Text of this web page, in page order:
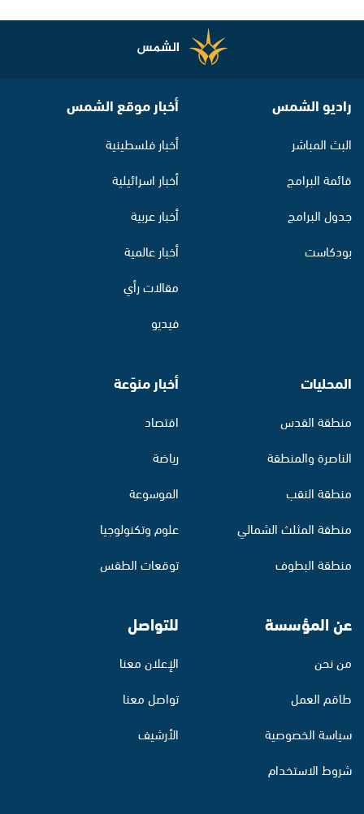
راديو الشمس
البث المباشر
قائمة البرامج
جدول البرامج
بودكاست
أخبار موقع الشمس
أخبار فلسطينية
أخبار اسرائيلية
أخبار عربية
أخبار عالمية
مقالات رأي
فيديو
المحليات
منطقة القدس
الناصرة والمنطقة
منطقة النقب
منطقة المثلث الشمالي
منطقة البطوف
أخبار منوّعة
اقتصاد
رياضة
الموسوعة
علوم وتكنولوجيا
توقعات الطقس
عن المؤسسة
من نحن
طاقم العمل
سياسة الخصوصية
شروط الاستخدام
للتواصل
الإعلان معنا
تواصل معنا
الأرشيف